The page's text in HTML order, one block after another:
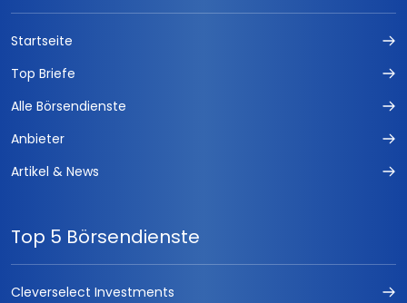
Startseite
Top Briefe
Alle Börsendienste
Anbieter
Artikel & News
Top 5 Börsendienste
Cleverselect Investments